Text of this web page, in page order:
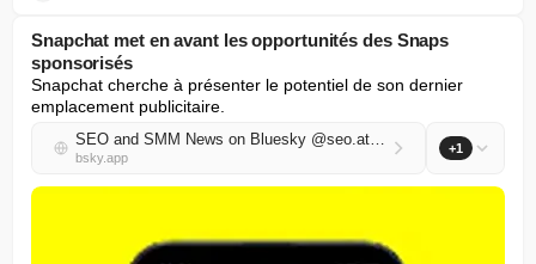
Snapchat met en avant les opportunités des Snaps
sponsorisés
Snapchat cherche à présenter le potentiel de son dernier
emplacement publicitaire.
SEO and SMM News on Bluesky @seo.at.thenote.app
bsky.app
+1